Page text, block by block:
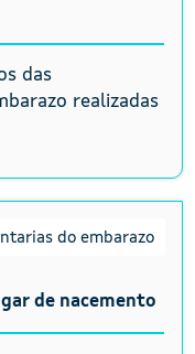
das
realizadas
do embarazo
de nacemento